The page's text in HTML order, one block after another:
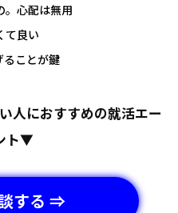
。心配は無用
て良い
ることが鍵
人におすすめの就活エー
ト▼
する ⇒